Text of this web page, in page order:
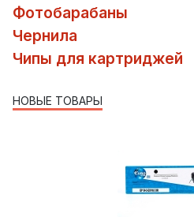
Фотобарабаны
Чернила
Чипы для картриджей
НОВЫЕ ТОВАРЫ